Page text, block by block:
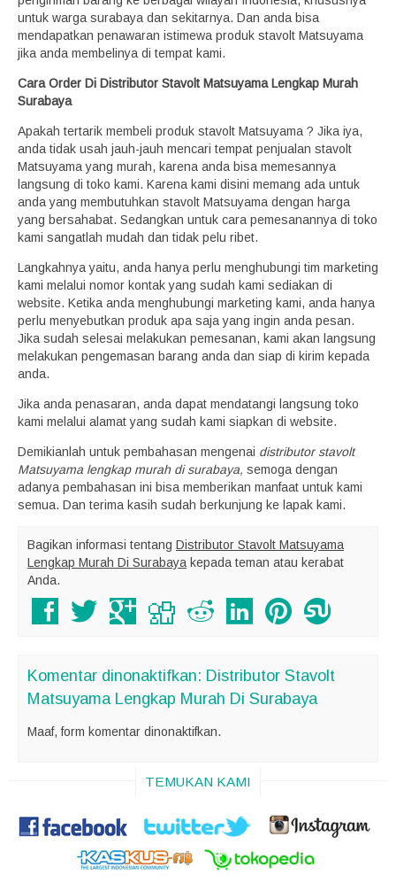
untuk warga surabaya dan sekitarnya. Dan anda bisa
mendapatkan penawaran istimewa produk stavolt Matsuyama
jika anda membelinya di tempat kami.
Cara Order Di Distributor Stavolt Matsuyama Lengkap Murah
Surabaya
Apakah tertarik membeli produk stavolt Matsuyama ? Jika iya,
anda tidak usah jauh-jauh mencari tempat penjualan stavolt
Matsuyama yang murah, karena anda bisa memesannya
langsung di toko kami. Karena kami disini memang ada untuk
anda yang membutuhkan stavolt Matsuyama dengan harga
yang bersahabat. Sedangkan untuk cara pemesanannya di toko
kami sangatlah mudah dan tidak pelu ribet.
Langkahnya yaitu, anda hanya perlu menghubungi tim marketing
kami melalui nomor kontak yang sudah kami sediakan di
website. Ketika anda menghubungi marketing kami, anda hanya
perlu menyebutkan produk apa saja yang ingin anda pesan.
Jika sudah selesai melakukan pemesanan, kami akan langsung
melakukan pengemasan barang anda dan siap di kirim kepada
anda.
Jika anda penasaran, anda dapat mendatangi langsung toko
kami melalui alamat yang sudah kami siapkan di website.
Demikianlah untuk pembahasan mengenai distributor stavolt
Matsuyama lengkap murah di surabaya, semoga dengan
adanya pembahasan ini bisa memberikan manfaat untuk kami
semua. Dan terima kasih sudah berkunjung ke lapak kami.
Bagikan informasi tentang Distributor Stavolt Matsuyama
Lengkap Murah Di Surabaya kepada teman atau kerabat
Anda.
Komentar dinonaktifkan: Distributor Stavolt
Matsuyama Lengkap Murah Di Surabaya
Maaf, form komentar dinonaktifkan.
TEMUKAN KAMI